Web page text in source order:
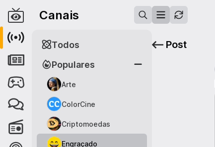
Canais
Populares
Arte
ColorCine
Criptomoedas
Engraçado
Todos Post